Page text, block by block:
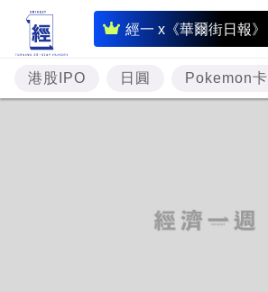
經一 x《華爾街日報》
即
時
財
經
港股IPO 日圓 Pokemon卡